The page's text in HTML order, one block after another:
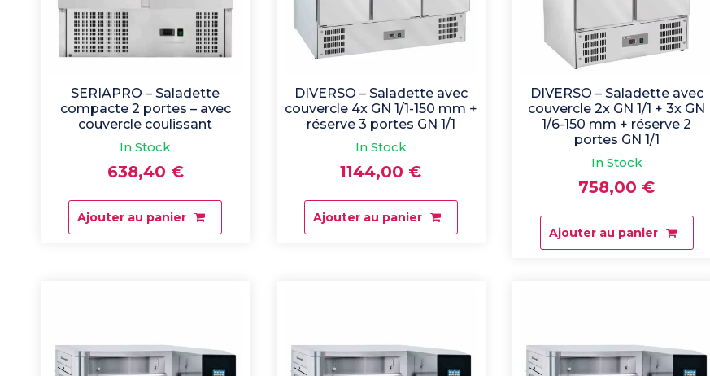
SERIAPRO – Saladette
compacte 2 portes – avec
couvercle coulissant
In Stock
638,40 €
Ajouter au panier
DIVERSO – Saladette avec
couvercle 4x GN 1/1-150 mm +
réserve 3 portes GN 1/1
In Stock
1144,00 €
Ajouter au panier
DIVERSO – Saladette avec
couvercle 2x GN 1/1 + 3x GN
1/6-150 mm + réserve 2
portes GN 1/1
In Stock
758,00 €
Ajouter au panier